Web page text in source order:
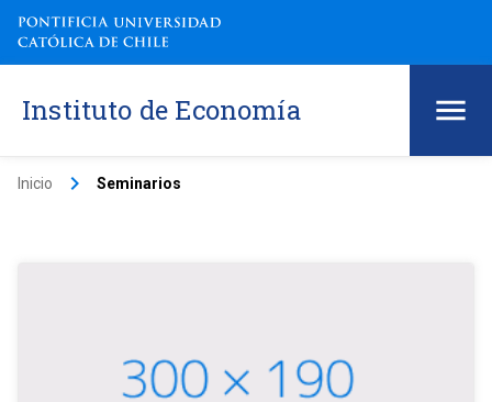
Instituto de Economía
Inicio keyboard_arrow_right Seminarios